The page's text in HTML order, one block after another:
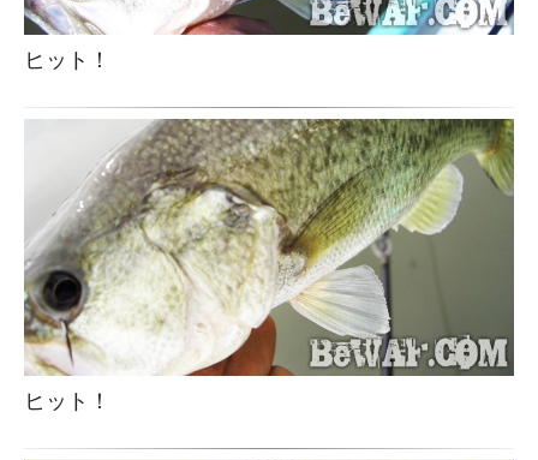
ヒット！
ヒット！